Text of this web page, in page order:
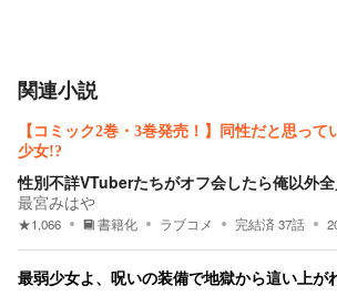
関連小説
【コミック2巻・3巻発売！】同性だと思って
少女!?
性別不詳VTuberたちがオフ会したら俺以外
最宮みはや
★1,066 書籍化 ラブコメ 完結済 37話
最弱少女よ、呪いの装備で地獄から這い上が